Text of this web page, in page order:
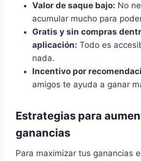
Valor de saque bajo: No
acumular mucho para
Gratis y sin compras
aplicación: Todo es
nada.
Incentivo por
amigos te ayuda a ganar
Estrategias para
ganancias
Para maximizar tus ganancias